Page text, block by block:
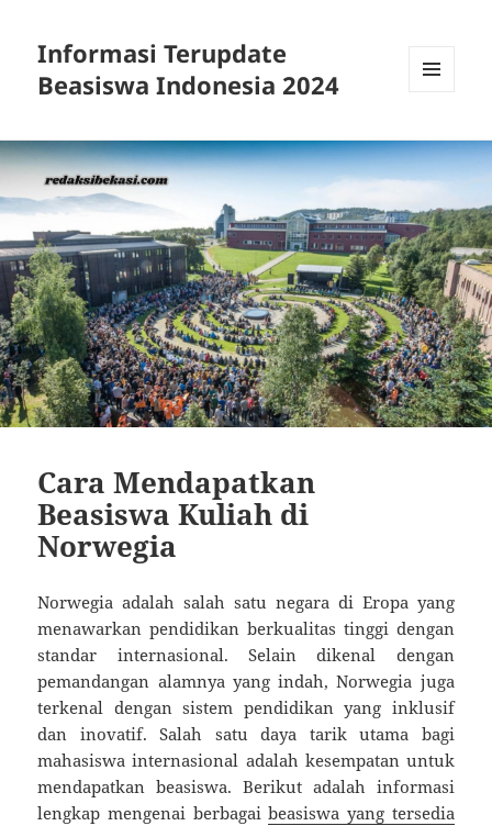
Informasi Terupdate
Beasiswa Indonesia 2024
WIDGETS
Cara Mendapatkan
Beasiswa Kuliah di
Norwegia
Norwegia adalah salah satu negara di Eropa yang
menawarkan pendidikan berkualitas tinggi dengan
standar internasional. Selain dikenal dengan
pemandangan alamnya yang indah, Norwegia juga
terkenal dengan sistem pendidikan yang inklusif
dan inovatif. Salah satu daya tarik utama bagi
mahasiswa internasional adalah kesempatan untuk
mendapatkan beasiswa. Berikut adalah informasi
lengkap mengenai berbagaibeasiswa yang tersedia